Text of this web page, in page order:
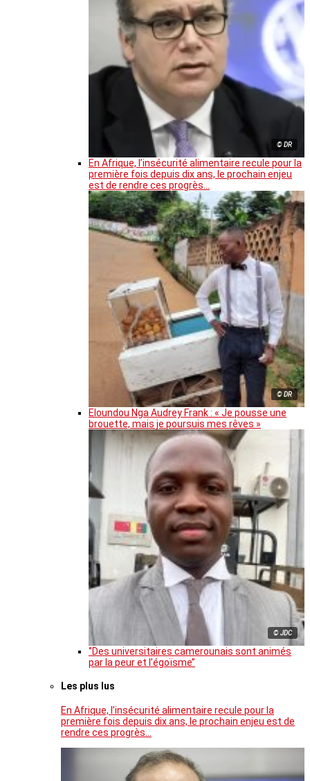
© DR
En Afrique, l’insécurité alimentaire recule pour la
première fois depuis dix ans, le prochain enjeu
est de rendre ces progrès…
© DR
Eloundou Nga Audrey Frank : « Je pousse une
brouette, mais je poursuis mes rêves »
© JDC
‘’Des universitaires camerounais sont animés
par la peur et l’égoïsme’’
Les plus lus
En Afrique, l’insécurité alimentaire recule pour la
première fois depuis dix ans, le prochain enjeu est de
rendre ces progrès…